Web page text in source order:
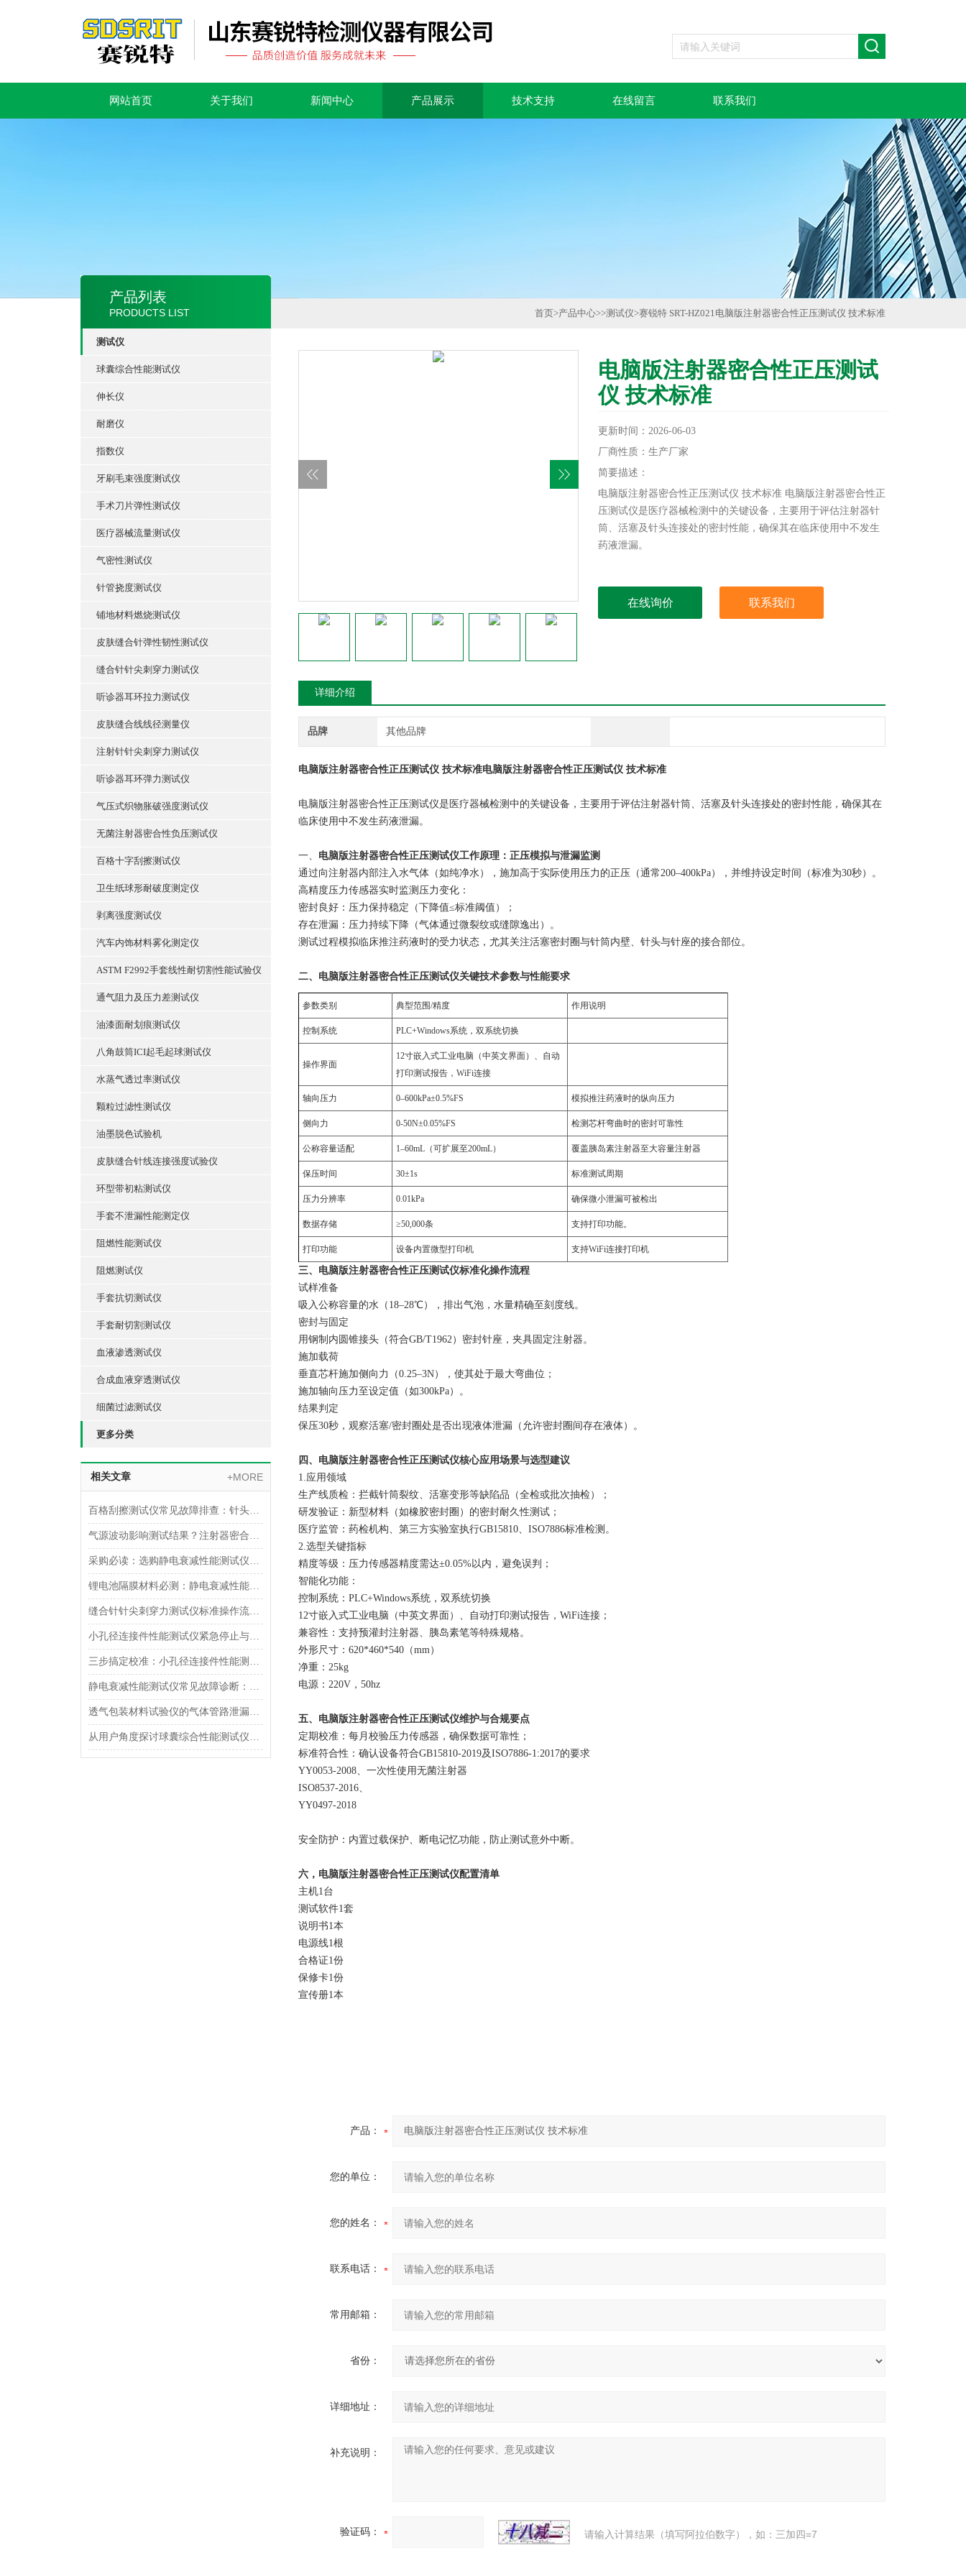
网站首页 关于我们 新闻中心 产品展示 技术支持 在线留言 联系我们
产品列表
PRODUCTS LIST
测试仪
球囊综合性能测试仪
伸长仪
耐磨仪
指数仪
牙刷毛束强度测试仪
手术刀片弹性测试仪
医疗器械流量测试仪
气密性测试仪
针管挠度测试仪
铺地材料燃烧测试仪
皮肤缝合针弹性韧性测试仪
缝合针针尖刺穿力测试仪
听诊器耳环拉力测试仪
皮肤缝合线线径测量仪
注射针针尖刺穿力测试仪
听诊器耳环弹力测试仪
气压式织物胀破强度测试仪
无菌注射器密合性负压测试仪
百格十字刮擦测试仪
卫生纸球形耐破度测定仪
剥离强度测试仪
汽车内饰材料雾化测定仪
ASTM F2992手套线性耐切割性能试验仪
通气阻力及压力差测试仪
油漆面耐划痕测试仪
八角鼓筒ICI起毛起球测试仪
水蒸气透过率测试仪
颗粒过滤性测试仪
油墨脱色试验机
皮肤缝合针线连接强度试验仪
环型带初粘测试仪
手套不泄漏性能测定仪
阻燃性能测试仪
阻燃测试仪
手套抗切测试仪
手套耐切割测试仪
血液渗透测试仪
合成血液穿透测试仪
细菌过滤测试仪
更多分类
相关文章 +MORE
百格刮擦测试仪常见故障排查：针头磨损与运动轨迹偏移
气源波动影响测试结果？注射器密合性正压测试仪的稳压设计分析
采购必读：选购静电衰减性能测试仪的5个核心参数与避坑指南
锂电池隔膜材料必测：静电衰减性能测试仪的操作难点突破
缝合针针尖刺穿力测试仪标准操作流程（SOP）及实验员培训要点
小孔径连接件性能测试仪紧急停止与异常状态下的安全复位操作
三步搞定校准：小孔径连接件性能测试仪的每日开机自检流程详解
静电衰减性能测试仪常见故障诊断：充电不稳定与电位漂移排查
透气包装材料试验仪的气体管路泄漏防护与废气排放系统详解
从用户角度探讨球囊综合性能测试仪的故障问题
首页>产品中心>>测试仪>赛锐特 SRT-HZ021电脑版注射器密合性正压测试仪 技术标准
电脑版注射器密合性正压测试
仪 技术标准
更新时间：2026-06-03
厂商性质：生产厂家
简要描述：
电脑版注射器密合性正压测试仪 技术标准 电脑版注射器密合性正
压测试仪是医疗器械检测中的关键设备，主要用于评估注射器针
筒、活塞及针头连接处的密封性能，确保其在临床使用中不发生
药液泄漏。
在线询价 联系我们
详细介绍
品牌 其他品牌
电脑版注射器密合性正压测试仪 技术标准电脑版注射器密合性正压测试仪 技术标准
电脑版注射器密合性正压测试仪是医疗器械检测中的关键设备，主要用于评估注射器针筒、活塞及针头连接处的密封性能，确保其在
临床使用中不发生药液泄漏。
一、 电脑版注射器密合性正压测试仪工作原理：正压模拟与泄漏监测
通过向注射器内部注入水气体（如纯净水），施加高于实际使用压力的正压（通常200–400kPa），并维持设定时间（标准为30秒）。
高精度压力传感器实时监测压力变化：
‌密封良好‌：压力保持稳定（下降值≤标准阈值）；
‌存在泄漏‌：压力持续下降（气体通过微裂纹或缝隙逸出）。
测试过程模拟临床推注药液时的受力状态，尤其关注活塞密封圈与针筒内壁、针头与针座的接合部位‌。
二、电脑版注射器密合性正压测试仪关键技术参数与性能要求
‌参数类别‌ ‌典型范围/精度‌ ‌作用说明‌
控制系统 PLC+Windows系统，双系统切换
操作界面
12寸嵌入式工业电脑（中英文界面）、自动
打印测试报告，WiFi连接
‌轴向压力‌ 0–600kPa±0.5%FS 模拟推注药液时的纵向压力
‌侧向力‌ 0-50N±0.05%FS 检测芯杆弯曲时的密封可靠性
‌公称容量适配‌ 1–60mL（可扩展至200mL） 覆盖胰岛素注射器至大容量注射器
‌保压时间‌ 30±1s 标准测试周期
‌压力分辨率‌ 0.01kPa 确保微小泄漏可被检出
‌数据存储‌ ≥50,000条 支持打印功能‌。
打印功能 设备内置微型打印机 支持WiFi连接打印机
三、电脑版注射器密合性正压测试仪标准化操作流程
‌试样准备‌
吸入公称容量的水（18–28℃），排出气泡，水量精确至刻度线‌。
‌密封与固定‌
用钢制内圆锥接头（符合GB/T1962）密封针座，夹具固定注射器‌。
‌施加载荷‌
垂直芯杆施加侧向力（0.25–3N），使其处于最大弯曲位；
施加轴向压力至设定值（如300kPa）‌。
‌结果判定‌
保压30秒，观察活塞/密封圈处是否出现液体泄漏（允许密封圈间存在液体）‌。
四、电脑版注射器密合性正压测试仪核心应用场景与选型建议
1.‌应用领域‌
‌生产线质检‌：拦截针筒裂纹、活塞变形等缺陷品（全检或批次抽检）；
‌研发验证‌：新型材料（如橡胶密封圈）的密封耐久性测试；
‌医疗监管‌：药检机构、第三方实验室执行GB15810、ISO7886标准检测‌。
2.‌选型关键指标‌
‌精度等级‌：压力传感器精度需达±0.05%以内，避免误判‌；
‌智能化功能‌：
控制系统：PLC+Windows系统，双系统切换
12寸嵌入式工业电脑（中英文界面）、自动打印测试报告，WiFi连接；
‌兼容性‌：支持预灌封注射器、胰岛素笔等特殊规格‌。
外形尺寸：620*460*540（mm）
净重：25kg
电源：220V，50hz
五、电脑版注射器密合性正压测试仪维护与合规要点
‌定期校准‌：每月校验压力传感器，确保数据可靠性‌；
‌标准符合性‌：确认设备符合GB15810-2019及ISO7886-1:2017的要求
YY0053-2008、一次性使用无菌注射器
ISO8537-2016、
YY0497-2018
‌安全防护‌：内置过载保护、断电记忆功能，防止测试意外中断‌。
六，电脑版注射器密合性正压测试仪配置清单
主机1台
测试软件1套
说明书1本
电源线1根
合格证1份
保修卡1份
宣传册1本
产品：
您的单位：
您的姓名：
联系电话：
常用邮箱：
省份：
详细地址：
补充说明：
验证码： 请输入计算结果（填写阿拉伯数字），如：三加四=7